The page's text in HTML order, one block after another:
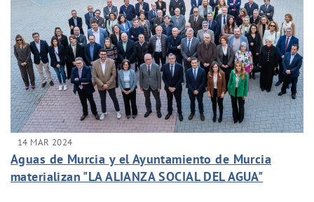
14 MAR 2024
Aguas de Murcia y el Ayuntamiento de Murcia
materializan "LA ALIANZA SOCIAL DEL AGUA"